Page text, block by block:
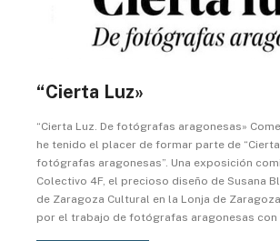
“Cierta Luz»
“Cierta Luz. De fotógrafas aragonesas»
he tenido el placer de formar parte de “Cierta
fotógrafas aragonesas”. Una exposición
Colectivo 4F, el precioso diseño de Susana
de Zaragoza Cultural en la Lonja de
por el trabajo de fotógrafas aragonesas con